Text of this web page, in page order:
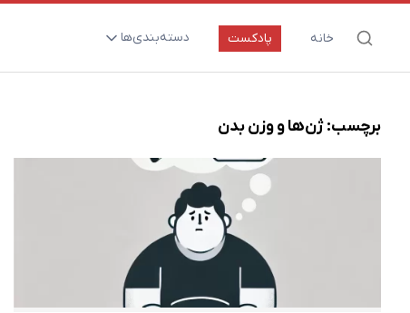
خانه پادکست دسته‌بندی‌ها
ارتقای سلامت و طول عمر
تغذیه و مکمل‌ها
تکنولوژی و سلامت
دارو‌ها و واکسن‌ها
مادر و کودک
برچسب:ژن‌ها و وزن بدن